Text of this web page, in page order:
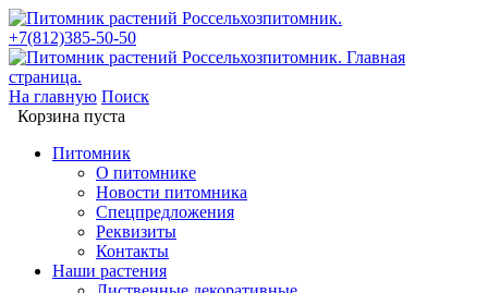
+7(812)385-50-50
На главную Поиск
Корзина пуста
Питомник
О питомнике
Новости питомника
Спецпредложения
Реквизиты
Контакты
Наши растения